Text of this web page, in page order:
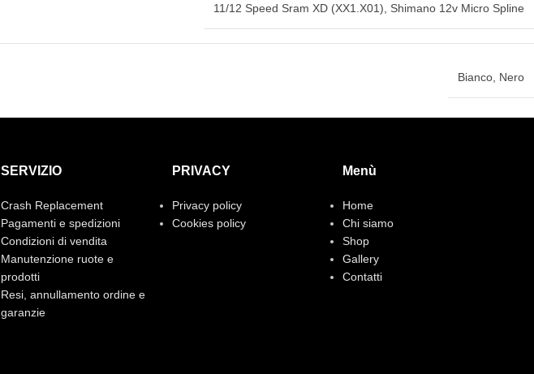
11/12 Speed Sram XD (XX1.X01) Shimano 12v Micro Spline
Bianco Nero
SERVIZIO
Crash Replacement
Pagamenti e spedizioni
Condizioni di vendita
Manutenzione ruote e
prodotti
Resi, annullamento ordine e
garanzie
PRIVACY
Privacy policy
Cookies policy
Menù
Home
Chi siamo
Shop
Gallery
Contatti